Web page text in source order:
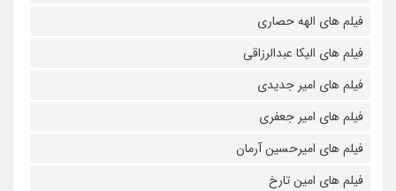
فیلم های الهه حصاری
فیلم های الیکا عبدالرزاقی
فیلم های امیر جدیدی
فیلم های امیر جعفری
فیلم های امیرحسین آرمان
فیلم های امین تارخ